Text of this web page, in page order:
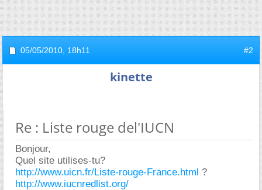
05/05/2010, 18h11 #2
kinette
Re : Liste rouge del'IUCN
Bonjour,
Quel site utilises-tu?
http://www.uicn.fr/Liste-rouge-France.html ?
http://www.iucnredlist.org/